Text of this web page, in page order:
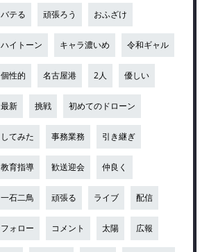
バテる 頑張ろう おふざけ
ハイトーン キャラ濃いめ 令和ギャル
個性的 名古屋港 2人 優しい
最新 挑戦 初めてのドローン
してみた 事務業務 引き継ぎ
教育指導 歓送迎会 仲良く
一石二鳥 頑張る ライブ 配信
フォロー コメント 太陽 広報